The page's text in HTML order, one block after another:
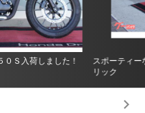
０Ｓ入荷しました！
スポーティ
リック